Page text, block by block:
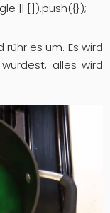
|| []).push({});
es um. Es wird
alles wird